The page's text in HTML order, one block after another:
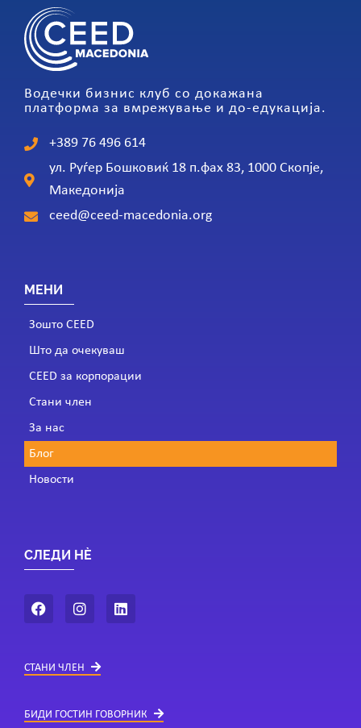
Водечки бизнис клуб со докажана
платформа за вмрежување и до-едукација.
+389 76 496 614
ул. Руѓер Бошковиќ 18 п.фах 83, 1000 Скопје,
Македонија
ceed@ceed-macedonia.org
МЕНИ
Зошто CEED
Што да очекуваш
CEED за корпорации
Стани член
За нас
Блог
Новости
СЛЕДИ НÈ
СТАНИ ЧЛЕН
БИДИ ГОСТИН ГОВОРНИК